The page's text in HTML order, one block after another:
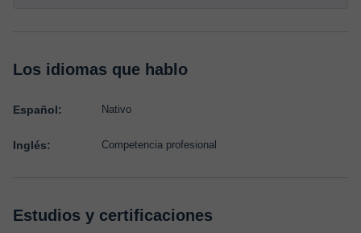
Los idiomas que hablo
Español: Nativo
Inglés: Competencia profesional
Estudios y certificaciones